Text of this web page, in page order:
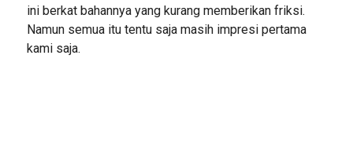
ini berkat bahannya yang kurang memberikan friksi.
Namun semua itu tentu saja masih impresi pertama
kami saja.